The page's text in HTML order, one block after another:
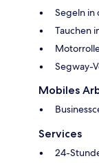
Segeln in
Tauchen
Segway-
Mobiles
Services
24-